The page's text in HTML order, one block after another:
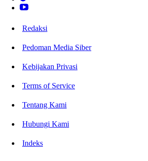
Redaksi
Pedoman Media Siber
Kebijakan Privasi
Terms of Service
Tentang Kami
Hubungi Kami
Indeks